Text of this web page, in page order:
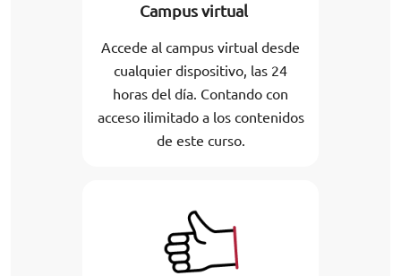
Campus virtual
Accede al campus virtual desde
cualquier dispositivo, las 24
horas del día. Contando con
acceso ilimitado a los contenidos
de este curso.